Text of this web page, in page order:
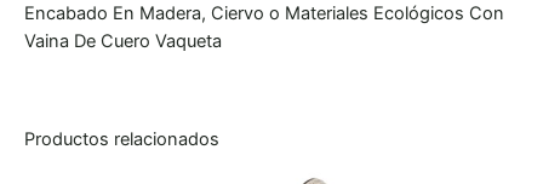
Encabado En Madera, Ciervo o Materiales Ecológicos Con
Vaina De Cuero Vaqueta
Productos relacionados